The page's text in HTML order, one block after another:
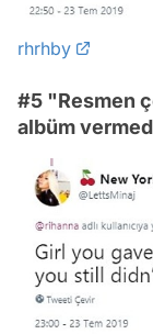
rhrhby
#5 "Resmen
albüm